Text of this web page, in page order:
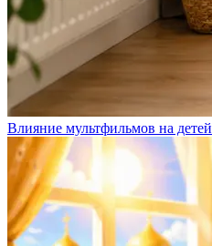
Влияние мультфильмов на детей